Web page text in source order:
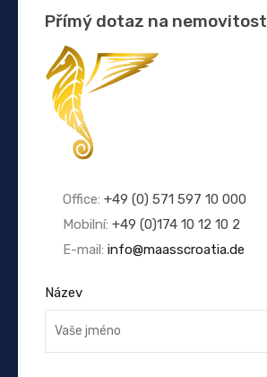
Přímý dotaz na nemovitost
Office: +49 (0) 571 597 10 000
Mobilní: +49 (0)174 10 12 10 2
E-mail: info@maasscroatia.de
Název